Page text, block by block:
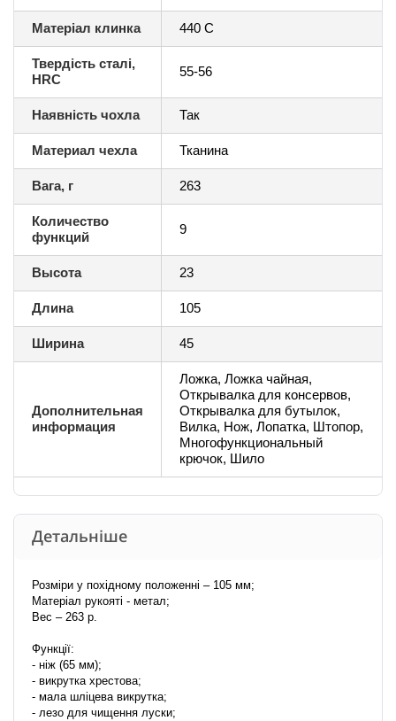
Матеріал клинка 440 С
Твердість сталі,
HRC
55-56
Наявність чохла Так
Материал чехла Тканина
Вага, г 263
Количество
функций
9
Высота 23
Длина 105
Ширина 45
Дополнительная
информация
Ложка, Ложка чайная,
Открывалка для консервов,
Открывалка для бутылок,
Вилка, Нож, Лопатка, Штопор,
Многофункциональный
крючок, Шило
Детальніше
Розміри у похідному положенні – 105 мм;
Матеріал рукояті - метал;
Вес – 263 р.
Функції:
- ніж (65 мм);
- викрутка хрестова;
- мала шліцева викрутка;
- лезо для чищення луски;